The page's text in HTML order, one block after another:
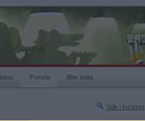
Forum Min sida
Sök i forumet